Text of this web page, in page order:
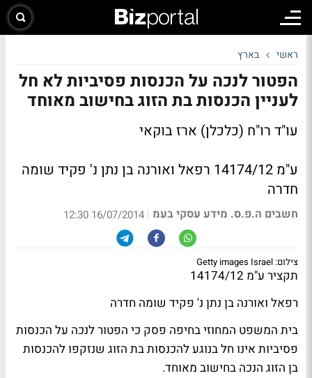
ראשי בארץ
הפטור לנכה על הכנסות פסיביות לא חל
לעניין הכנסות בת הזוג בחישוב מאוחד
עו"ד רו"ח (כלכלן) ארז בוקאי
ע"מ 14174/12 רפאל ואורנה בן נתן נ' פקיד שומה
חדרה
חשבים ה.פ.ס. מידע עסקי בעמ |
16/07/2014 12:30
צילום: Getty images Israel
תקציר ע"מ 14174/12
רפאל ואורנה בן נתן נ' פקיד שומה חדרה
בית המשפט המחוזי בחיפה פסק כי הפטור לנכה על הכנסות
פסיביות אינו חל בנוגע להכנסות בת הזוג שנזקפו להכנסות
בן הזוג הנכה בחישוב מאוחד.